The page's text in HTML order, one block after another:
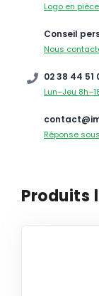
Logo en
Conseil
Nous
02 38 44 51
Lun–Jeu
Réponse
Produits